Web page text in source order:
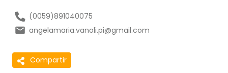
(0059)891040075
angelamaria.vanoli.pi@gmail.com
Compartir